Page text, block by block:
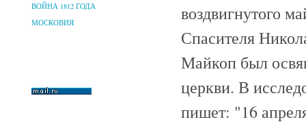
ВОЙНА 1812 ГОДА
МОСКОВИЯ
воздвигнутого
Спасителя
Майкоп был
церкви. В
пишет: "16